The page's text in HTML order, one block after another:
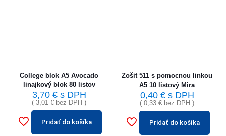
College blok A5 Avocado
linajkový blok 80 listov
3,70 €s DPH
( 3,01 € bez DPH )
Pridať do košíka
Zošit 511 s pomocnou linkou
A5 10 listový Mira
0,40 €s DPH
( 0,33 € bez DPH )
Pridať do košíka